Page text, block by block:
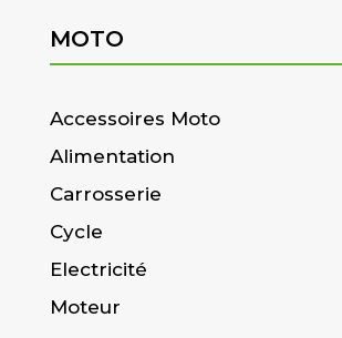
MOTO
Accessoires Moto
Alimentation
Carrosserie
Cycle
Electricité
Moteur